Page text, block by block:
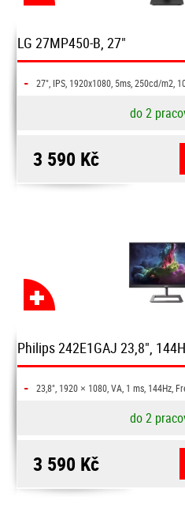
LG 27MP450-B, 27"
- 27", IPS, 1920x1080, 5ms, 250cd/m2,
do 2
3 590 Kč
Philips 242E1GAJ 23,8",
- 23,8", 1920 × 1080, VA, 1 ms, 144Hz,
do 2
3 590 Kč